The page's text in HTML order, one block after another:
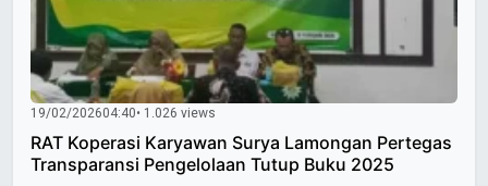
19/02/202604:40• 1.026 views
RAT Koperasi Karyawan Surya Lamongan Pertegas
Transparansi Pengelolaan Tutup Buku 2025